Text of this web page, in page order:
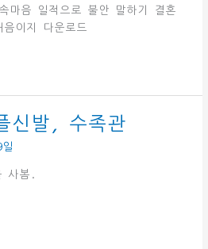
마음 일적으로 불안 말하기 결혼
이지 다운로드
신발, 수족관
사봄.